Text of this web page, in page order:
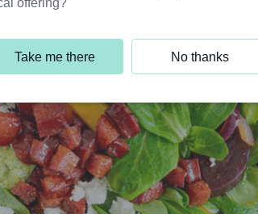
offering?
Take me there No thanks